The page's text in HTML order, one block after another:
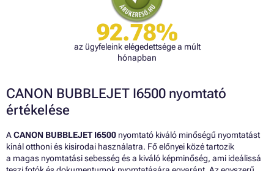
92.78%
az ügyfeleink elégedettsége a múlt
hónapban
CANON BUBBLEJET I6500 nyomtató
értékelése
ACANON BUBBLEJET I6500 nyomtató kiváló minőségű nyomtatást
kínál otthoni és kisirodai használatra. Fő előnyei közé tartozik
a magas nyomtatási sebesség és a kiváló képminőség, ami ideálissá